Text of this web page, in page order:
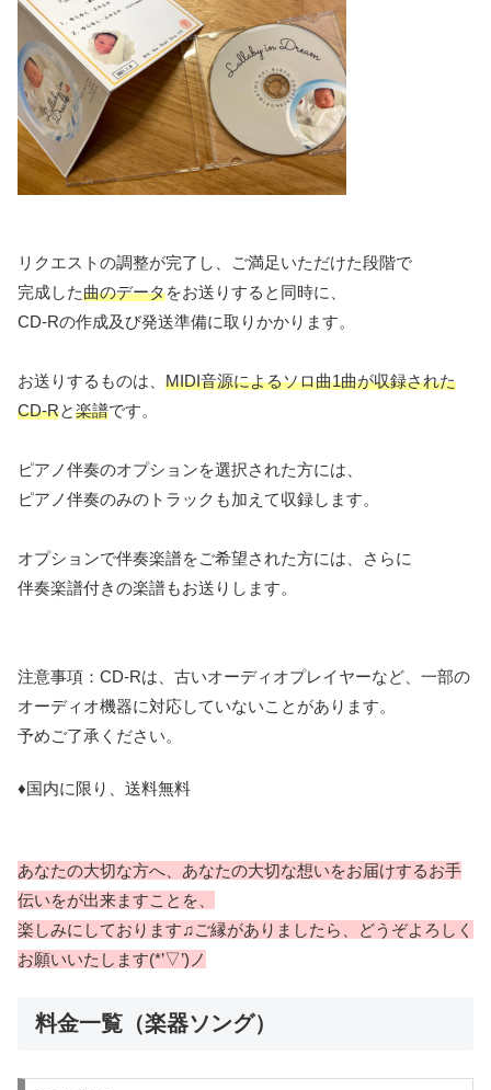
リクエストの調整が完了し、ご満足いただけた段階で
完成した曲のデータをお送りすると同時に、
CD-Rの作成及び発送準備に取りかかります。
お送りするものは、 MIDI音源によるソロ曲1曲が収録された
CD-Rと楽譜です。
ピアノ伴奏のオプションを選択された方には、
ピアノ伴奏のみのトラックも加えて収録します。
オプションで伴奏楽譜をご希望された方には、さらに
伴奏楽譜付きの楽譜もお送りします。
注意事項：CD-Rは、古いオーディオプレイヤーなど、一部の
オーディオ機器に対応していないことがあります。
予めご了承ください。
♦国内に限り、送料無料
あなたの大切な方へ、あなたの大切な想いをお届けするお手
伝いをが出来ますことを、
楽しみにしております♫ご縁がありましたら、どうぞよろしく
お願いいたします(*’▽’)ノ
料金一覧（楽器ソング）